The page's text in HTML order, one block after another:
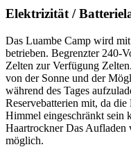
Elektrizität /
Das Luambe Camp wird
betrieben. Begrenzter 240-
Zelten zur Verfügung
von der Sonne und der
während des Tages
Reservebatterien mit, da
Himmel eingeschränkt sein
Haartrockner Das Aufladen
möglich.